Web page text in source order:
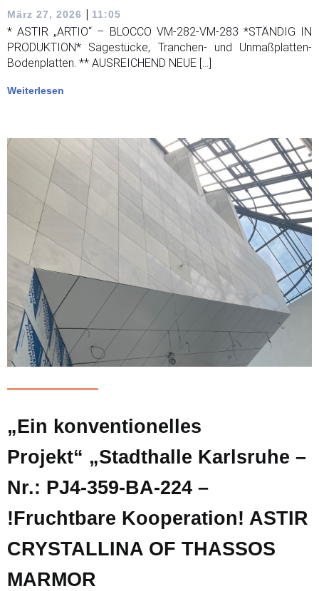
März 27, 2026 | 11:05
* ASTIR „ARTIO“ – BLOCCO VM-282-VM-283 *STÄNDIG IN
PRODUKTION* Sägestücke, Tranchen- und Unmaßplatten-
Bodenplatten. ** AUSREICHEND NEUE […]
Weiterlesen
„Ein konventionelles
Projekt“ „Stadthalle Karlsruhe –
Nr.: PJ4-359-BA-224 –
!Fruchtbare Kooperation! ASTIR
CRYSTALLINA OF THASSOS
MARMOR